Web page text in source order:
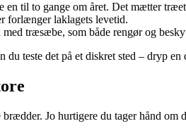
en til to gange om året. Det mætter
forlænger laklagets levetid.
træsæbe, som både rengør og
teste det på et diskret sted – dryp
Jo hurtigere du tager hånd om